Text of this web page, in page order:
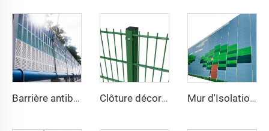
Barrière antibruit à persiennes Clôture décorative en treillis métallique soudé haute sécurité, revêtement en vinyle vert, double fil 868, maille 2D pour jardin Mur d'Isolation Acoustique Lourd pour Chantiers Extérieurs Temporaire de Réduction du Bruit